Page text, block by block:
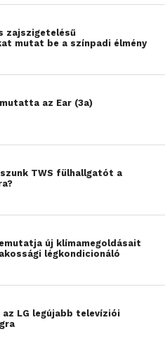
zajszigetelésű
mutat be a színpadi élmény
az Ear (3a)
TWS fülhallgatót a
új klímamegoldásait
légkondicionáló
az LG legújabb televíziói